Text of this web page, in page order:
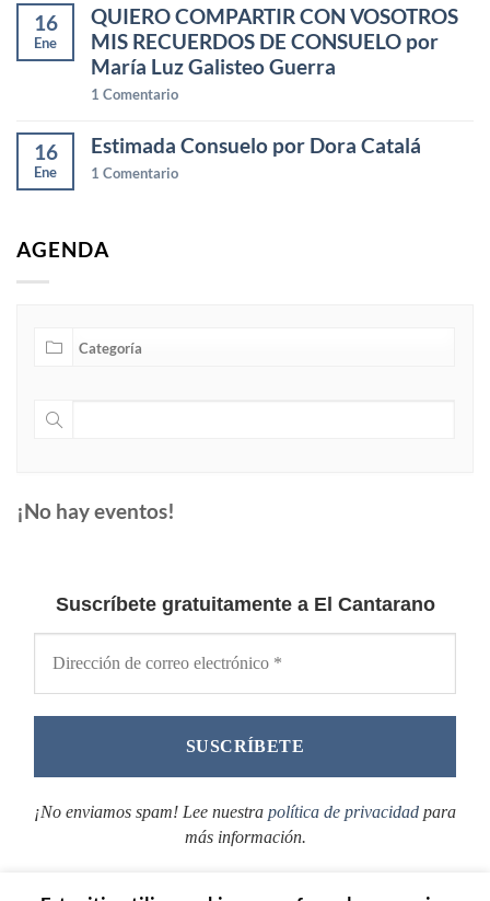
16
Ene
QUIERO COMPARTIR CON VOSOTROS
MIS RECUERDOS DE CONSUELO por
María Luz Galisteo Guerra
1 Comentario
16
Ene
Estimada Consuelo por Dora Catalá
1 Comentario
AGENDA
¡No hay eventos!
Suscríbete gratuitamente a El Cantarano
¡No enviamos spam! Lee nuestra política de privacidad para
más información.